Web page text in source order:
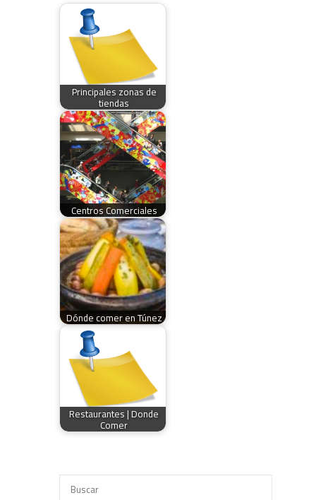
Principales zonas de
tiendas
Centros Comerciales
Dónde comer en Túnez
Restaurantes | Donde
Comer